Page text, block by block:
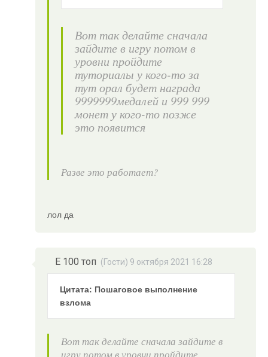
Вот так делайте сначала
зайдите в игру потом в
уровни пройдите
туториалы у кого-то за
тут орал будет награда
9999999медалей и 999 999
монет у кого-то позже
это появится
Разве это работает?
лол да
E 100 топ (Гости) 9 октября 2021 16:28
Цитата: Пошаговое выполнение
взлома
Вот так делайте сначала зайдите в